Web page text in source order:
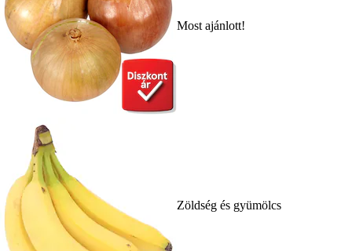
Most ajánlott!
Zöldség és gyümölcs